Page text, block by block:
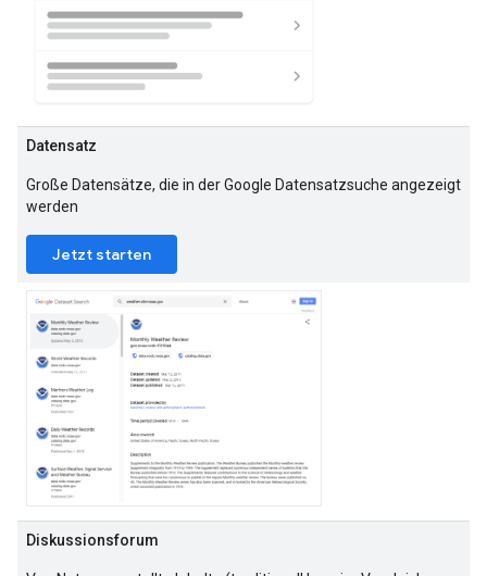
Datensatz
Große Datensätze, die in der Google Datensatzsuche angezeigt
werden
Jetzt starten
Diskussionsforum